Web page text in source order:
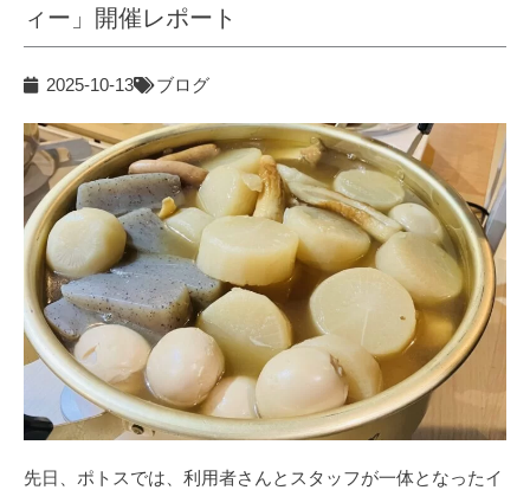
ィー」開催レポート
2025-10-13 ブログ
先日、ポトスでは、利用者さんとスタッフが一体となったイ